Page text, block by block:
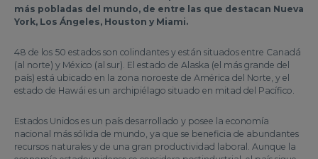
más pobladas del mundo, de entre las que destacan Nueva
York, Los Ángeles, Houston y Miami.
48 de los 50 estados son colindantes y están situados entre Canadá
(al norte) y México (al sur). El estado de Alaska (el más grande del
país) está ubicado en la zona noroeste de América del Norte, y el
estado de Hawái es un archipiélago situado en mitad del Pacífico.
Estados Unidos es un país desarrollado y posee la economía
nacional más sólida de mundo, ya que se beneficia de abundantes
recursos naturales y de una gran productividad laboral. Aunque la